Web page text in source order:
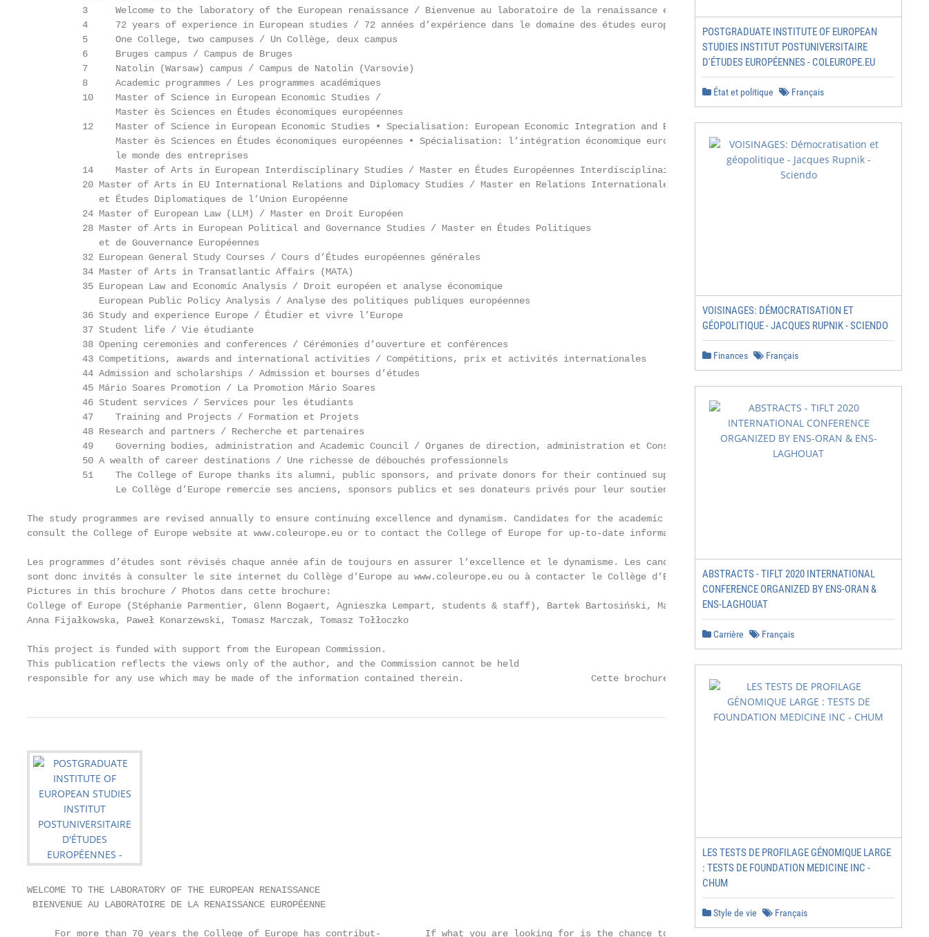
          3     Welcome to the laboratory of the European renaissance / Bienvenue au laboratoire de la renaissance européenne
          4     72 years of experience in European studies / 72 années d’expérience dans le domaine des études européennes
          5     One College, two campuses / Un Collège, deux campus
          6     Bruges campus / Campus de Bruges
          7     Natolin (Warsaw) campus / Campus de Natolin (Varsovie)
          8     Academic programmes / Les programmes académiques
          10    Master of Science in European Economic Studies /
                Master ès Sciences en Études économiques européennes
          12    Master of Science in European Economic Studies • Specialisation: European Economic Integration and Business /
                Master ès Sciences en Études économiques européennes • Spécialisation: l’intégration économique européenne et
                le monde des entreprises
          14    Master of Arts in European Interdisciplinary Studies / Master en Études Européennes Interdisciplinaires
          20 Master of Arts in EU International Relations and Diplomacy Studies / Master en Relations Internationales
             et Études Diplomatiques de l’Union Européenne
          24 Master of European Law (LLM) / Master en Droit Européen
          28 Master of Arts in European Political and Governance Studies / Master en Études Politiques
             et de Gouvernance Européennes
          32 European General Study Courses / Cours d’Études européennes générales
          34 Master of Arts in Transatlantic Affairs (MATA)
          35 European Law and Economic Analysis / Droit européen et analyse économique
             European Public Policy Analysis / Analyse des politiques publiques européennes
          36 Study and experience Europe / Étudier et vivre l’Europe
          37 Student life / Vie étudiante
          38 Opening ceremonies and conferences / Cérémonies d’ouverture et conférences
          43 Competitions, awards and international activities / Compétitions, prix et activités internationales
          44 Admission and scholarships / Admission et bourses d’études
          45 Mário Soares Promotion / La Promotion Mário Soares
          46 Student services / Services pour les étudiants
          47    Training and Projects / Formation et Projets
          48 Research and partners / Recherche et partenaires
          49    Governing bodies, administration and Academic Council / Organes de direction, administration et Conseil académique
          50 A wealth of career destinations / Une richesse de débouchés professionnels
          51    The College of Europe thanks its alumni, public sponsors, and private donors for their continued support /
                Le Collège d’Europe remercie ses anciens, sponsors publics et ses donateurs privés pour leur soutien continu
The study programmes are revised annually to ensure continuing excellence and dynamism. Candidates for the academic year 2021-2022 are therefore invited to
consult the College of Europe website at www.coleurope.eu or to contact the College of Europe for up-to-date information.
Les programmes d’études sont révisés chaque année afin de toujours en assurer l’excellence et le dynamisme. Les candidats pour l’année académique 2021-2022
sont donc invités à consulter le site internet du Collège d’Europe au www.coleurope.eu ou à contacter le Collège d’Europe pour une information actualisée.
Pictures in this brochure / Photos dans cette brochure:
College of Europe (Stéphanie Parmentier, Glenn Bogaert, Agnieszka Lempart, students & staff), Bartek Bartosiński, Mariusz Bodnar, Ewa and Józef Bujak,
Anna Fijałkowska, Paweł Konarzewski, Tomasz Marczak, Tomasz Tołłoczko
This project is funded with support from the European Commission.
This publication reflects the views only of the author, and the Commission cannot be held                             This brochure was produced in an eco-friendly
responsible for any use which may be made of the information contained therein.                       Cette brochure a été réalisée dans le respect de
WELCOME TO THE LABORATORY OF THE EUROPEAN RENAISSANCE
BIENVENUE AU LABORATOIRE DE LA RENAISSANCE EUROPÉENNE
     For more than 70 years the College of Europe has contribut-        If what you are looking for is the chance to deeply understand
POSTGRADUATE INSTITUTE OF EUROPEAN
STUDIES INSTITUT POSTUNIVERSITAIRE
D'ÉTUDES EUROPÉENNES - COLEUROPE.EU
État et politique Français
VOISINAGES: DÉMOCRATISATION ET
GÉOPOLITIQUE - JACQUES RUPNIK - SCIENDO
Finances Français
ABSTRACTS - TIFLT 2020 INTERNATIONAL
CONFERENCE ORGANIZED BY ENS-ORAN &
ENS-LAGHOUAT
Carrière Français
LES TESTS DE PROFILAGE GÉNOMIQUE LARGE
: TESTS DE FOUNDATION MEDICINE INC -
CHUM
Style de vie Français